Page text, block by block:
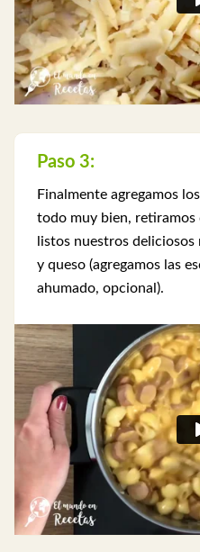
Paso 3:
Finalmente agregamos
todo muy bien, retiramos
listos nuestros
y queso (agregamos las
ahumado, opcional).